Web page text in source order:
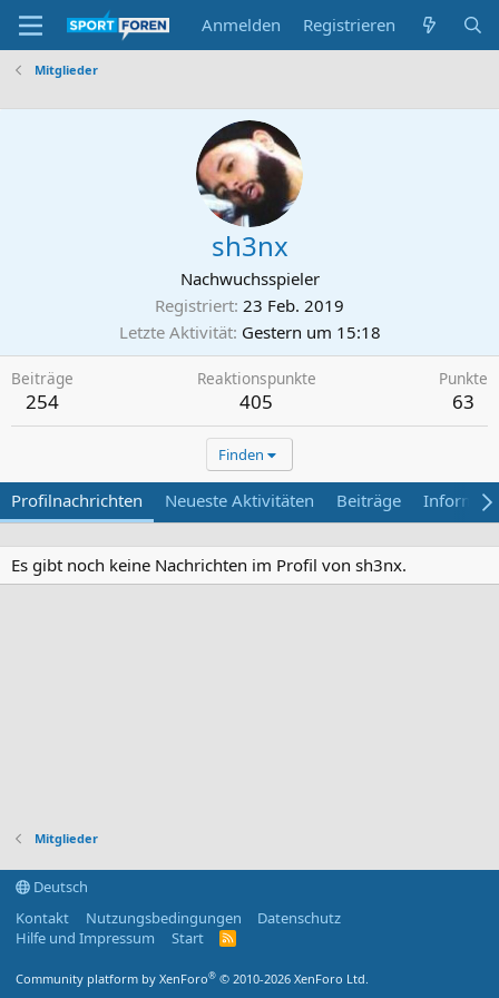
Anmelden Registrieren
Mitglieder
sh3nx
Nachwuchsspieler
Registriert 23 Feb. 2019
Letzte Aktivität Gestern um 15:18
Beiträge
254
Reaktionspunkte
405
Punkte
63
Finden
Profilnachrichten Neueste Aktivitäten Beiträge
Es gibt noch keine Nachrichten im Profil von sh3nx.
Mitglieder
Deutsch
Kontakt
Nutzungsbedingungen
Datenschutz
Hilfe und Impressum
Start
R
Community platform by XenForo® © 2010-2026 XenForo Ltd.